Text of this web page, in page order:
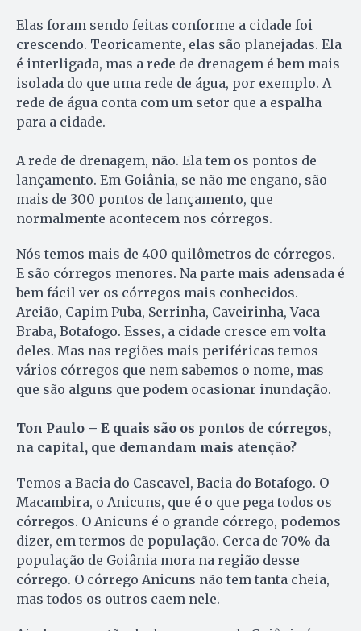
Elas foram sendo feitas conforme a cidade foi
crescendo. Teoricamente, elas são planejadas. Ela
é interligada, mas a rede de drenagem é bem mais
isolada do que uma rede de água, por exemplo. A
rede de água conta com um setor que a espalha
para a cidade.
A rede de drenagem, não. Ela tem os pontos de
lançamento. Em Goiânia, se não me engano, são
mais de 300 pontos de lançamento, que
normalmente acontecem nos córregos.
Nós temos mais de 400 quilômetros de córregos.
E são córregos menores. Na parte mais adensada é
bem fácil ver os córregos mais conhecidos.
Areião, Capim Puba, Serrinha, Caveirinha, Vaca
Braba, Botafogo. Esses, a cidade cresce em volta
deles. Mas nas regiões mais periféricas temos
vários córregos que nem sabemos o nome, mas
que são alguns que podem ocasionar inundação.
Ton Paulo – E quais são os pontos de córregos,
na capital, que demandam mais atenção?
Temos a Bacia do Cascavel, Bacia do Botafogo. O
Macambira, o Anicuns, que é o que pega todos os
córregos. O Anicuns é o grande córrego, podemos
dizer, em termos de população. Cerca de 70% da
população de Goiânia mora na região desse
córrego. O córrego Anicuns não tem tanta cheia,
mas todos os outros caem nele.